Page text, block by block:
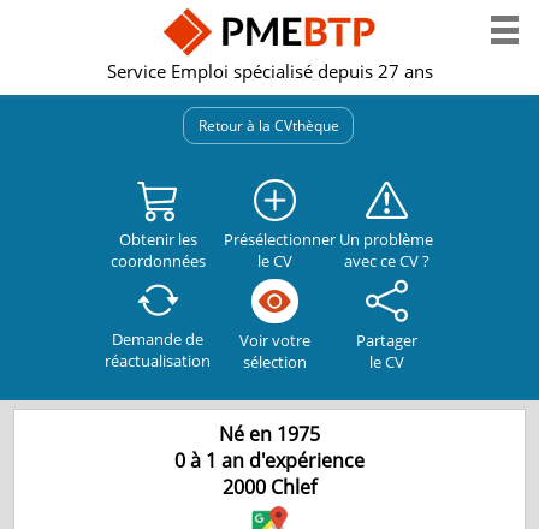
Service Emploi spécialisé depuis 27 ans
Retour à la CVthèque
Obtenir les
coordonnées
Présélectionner
le CV
Un problème
avec ce CV ?
Demande de
réactualisation
Voir votre
sélection
Partager
le CV
Né en 1975
0 à 1 an d'expérience
2000 Chlef